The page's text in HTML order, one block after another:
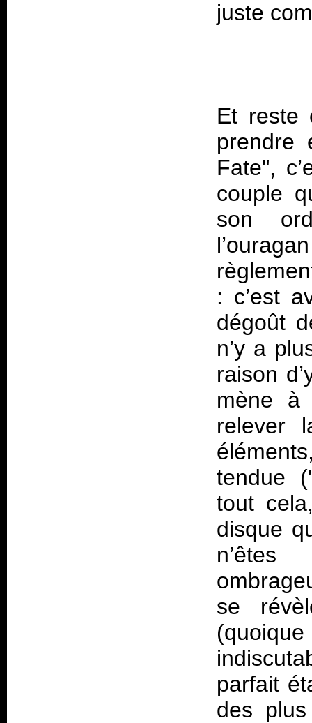
Et reste
prendre
Fate",
couple
son
: c’est
dégoût
n’y a
raison
mène
relever
tendue
tout
disque
se
parfait
des